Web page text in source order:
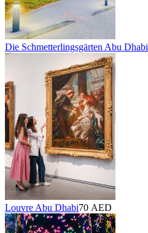
Die Schmetterlingsgärten Abu Dhabi
Louvre Abu Dhabi70 AED